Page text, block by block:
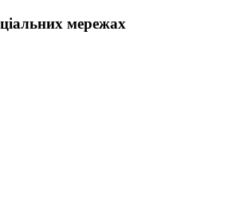
мережах